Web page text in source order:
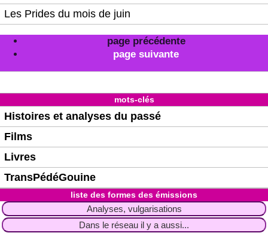
Les Prides du mois de juin
page précédente
page suivante
mots-clés
Histoires et analyses du passé
Films
Livres
TransPédéGouine
liste des formes des émissions
Analyses, vulgarisations
Dans le réseau il y a aussi...